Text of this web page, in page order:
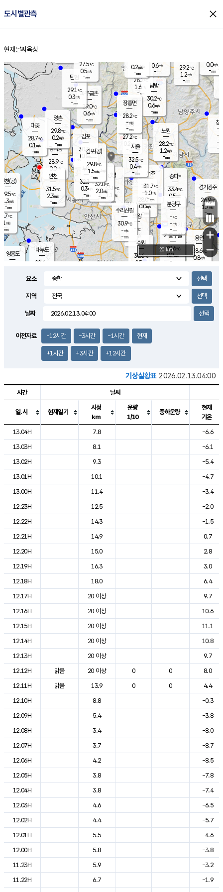
도시별관측 close
홈
현재날씨 육상
의도
℃
m/s
mm
영흥도
양주
28.2℃
1.6
-mm
과천
28.0℃
0.0m/s
- mm
용인
28.6℃
0.8m/s
경기광주
26.9℃
1.7m/s
-mm
0.0m/s
대부도
28.6
경서동
28.9℃
0.0m/s
-mm
파주금촌
29.0℃
0.6m/s
-mm
29.2℃
1.2m/s
-mm
대곶
28.7℃
0.1 m/s
-mm
창
-
-m/
-
탄현
29.1℃
0.3m/s
-mm
0.0m/s
-mm
의왕
- ℃
m/s
mm
김포
30.3℃
0.0 m/s
mm
광명
33.0
℃
1.1 m/s
-mm
부천
32.3℃
0.3m/s
-mm
양촌
29.8℃
0.2m/s
-mm
구로
32.0℃
2.0m/s
-mm
은평
27.2℃
0.2 m/s
- mm
노원
28.2℃
1.2m/s
-mm
송파*
33.4℃
0.5m/s
-mm
서초
31.7℃
1.0m/s
-mm
남방
30.2℃
0.6m/s
-mm
기흥구갈
30.6℃
0.2m/s
-
수리산길
30.9℃
-m/s
-mm
분당구
-℃
-m/s
-mm
장흥면
28.2℃
-m/s
-mm
0.2m/s
-mm
인천(공)
29.5℃
1.3m/s
-mm
김포(공)
29.8℃
1.5m/s
-mm
수원
30.6℃
0.5 m/s
인천
31.5℃
2.3m/s
-mm
서울
32.5℃
0.4m/s
-mm
27.5℃
0.5m/s
-mm
0.6m/s
-mm
+
−
20 km
요소
지역
날짜
이전자료 -12시간 -3시간 -1시간 현재
+1시간 +3시간 +12시간
기상실황표 2026.02.13.04:00
도시별 기상실황표로 지점, 날씨, 기온, 강수, 바람, 기압등을 안내한 표입
시간 날씨
일.시 현재일기
시정
km
운량
1/10
중하운량
현재
기온
13.04H
7.8
-6.6
13.03H
8.1
-6.1
13.02H
9.3
-5.4
13.01H
10.1
-4.7
13.00H
11.4
-3.4
12.23H
12.5
-2.0
12.22H
14.3
-1.5
12.21H
14.9
0.7
12.20H
15.0
2.8
12.19H
16.3
3.0
12.18H
18.0
6.4
12.17H
20 이상
9.7
12.16H
20 이상
10.6
12.15H
20 이상
11.1
12.14H
20 이상
10.8
12.13H
20 이상
9.7
12.12H
맑음 20 이상 0 0
8.0
12.11H
맑음 13.9 0 0
4.4
12.10H
8.8
-0.3
12.09H
5.4
-3.8
12.08H
3.4
-8.0
12.07H
3.7
-8.7
12.06H
4.2
-8.5
12.05H
3.8
-7.8
12.04H
3.8
-7.4
12.03H
4.6
-6.5
12.02H
4.4
-5.7
12.01H
5.5
-4.6
12.00H
5.8
-3.8
11.23H
5.9
-3.2
11.22H
6.7
-1.9